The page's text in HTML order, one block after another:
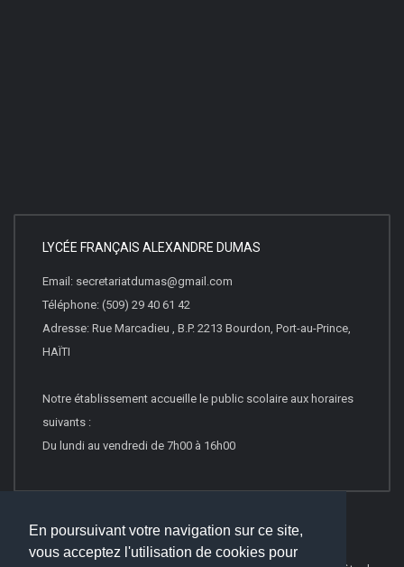
En poursuivant votre navigation sur ce site,
vous acceptez l'utilisation de cookies pour
LYCÉE FRANÇAIS ALEXANDRE DUMAS
Email: secretariatdumas@gmail.com
Téléphone: (509) 29 40 61 42
Adresse: Rue Marcadieu , B.P. 2213 Bourdon, Port-au-Prince,
HAÏTI
Notre établissement accueille le public scolaire aux horaires
suivants :
Du lundi au vendredi de 7h00 à 16h00